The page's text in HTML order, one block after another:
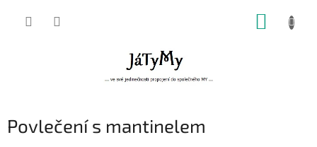
Povlečení s mantinelem